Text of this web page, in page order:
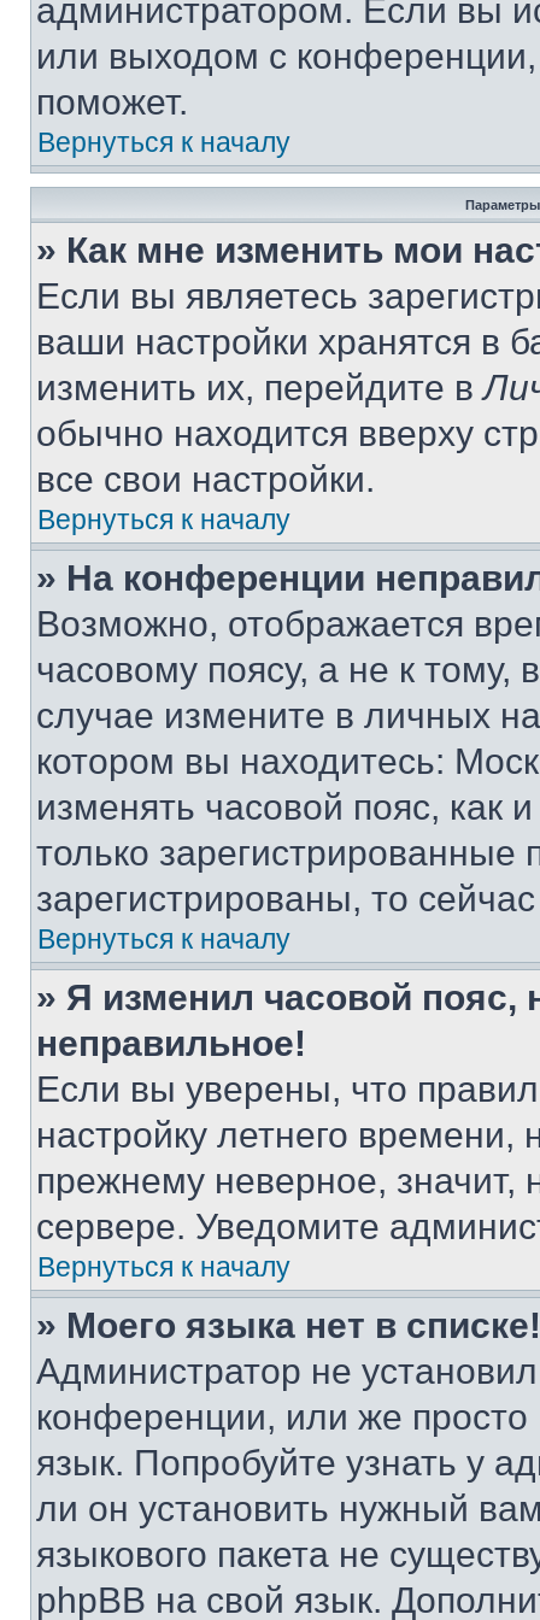
администратором. Если вы
или выходом с
поможет.
Вернуться к началу
Параметры
» Как мне изменить мои
Если вы являетесь
ваши настройки хранятся в
изменить их, перейдите в
обычно находится вверху
все свои настройки.
Вернуться к началу
» На конференции
Возможно, отображается
часовому поясу, а не к тому,
случае измените в личных
котором вы находитесь:
изменять часовой пояс, как
только
зарегистрированы, то
Вернуться к началу
» Я изменил часовой пояс,
неправильное!
Если вы уверены, что
настройку летнего
прежнему неверное, значит,
сервере. Уведомите
Вернуться к началу
» Моего языка нет в списке!
Администратор не
конференции, или же
язык. Попробуйте узнать у
ли он установить нужный
языкового пакета не
phpBB на свой язык.